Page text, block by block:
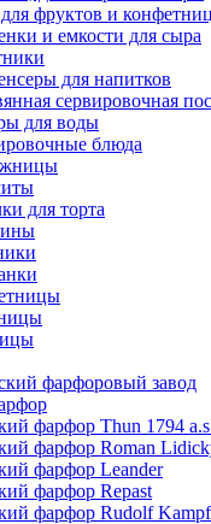
фруктов и
и емкости для сыра
для напитков
сервировочная
для воды
блюда
для торта
фарфоровый завод
фарфор Thun 1794
фарфор Roman
фарфор Leander
фарфор Repast
фарфор Rudolf Kampf